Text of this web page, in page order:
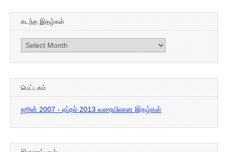
கடந்த இதழ்கள்
கடந்த
இதழ்கள்
பெட்டகம்
ஜூன் 2007 - ஏப்ரல் 2013 வரையிலான இதழ்கள்